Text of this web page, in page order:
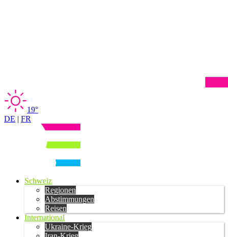
19°
DE | FR
Schweiz
Regionen
Abstimmungen
Reisen
International
Ukraine-Krieg